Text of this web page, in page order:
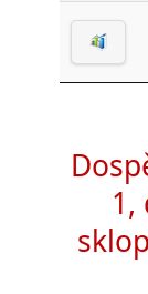
1,